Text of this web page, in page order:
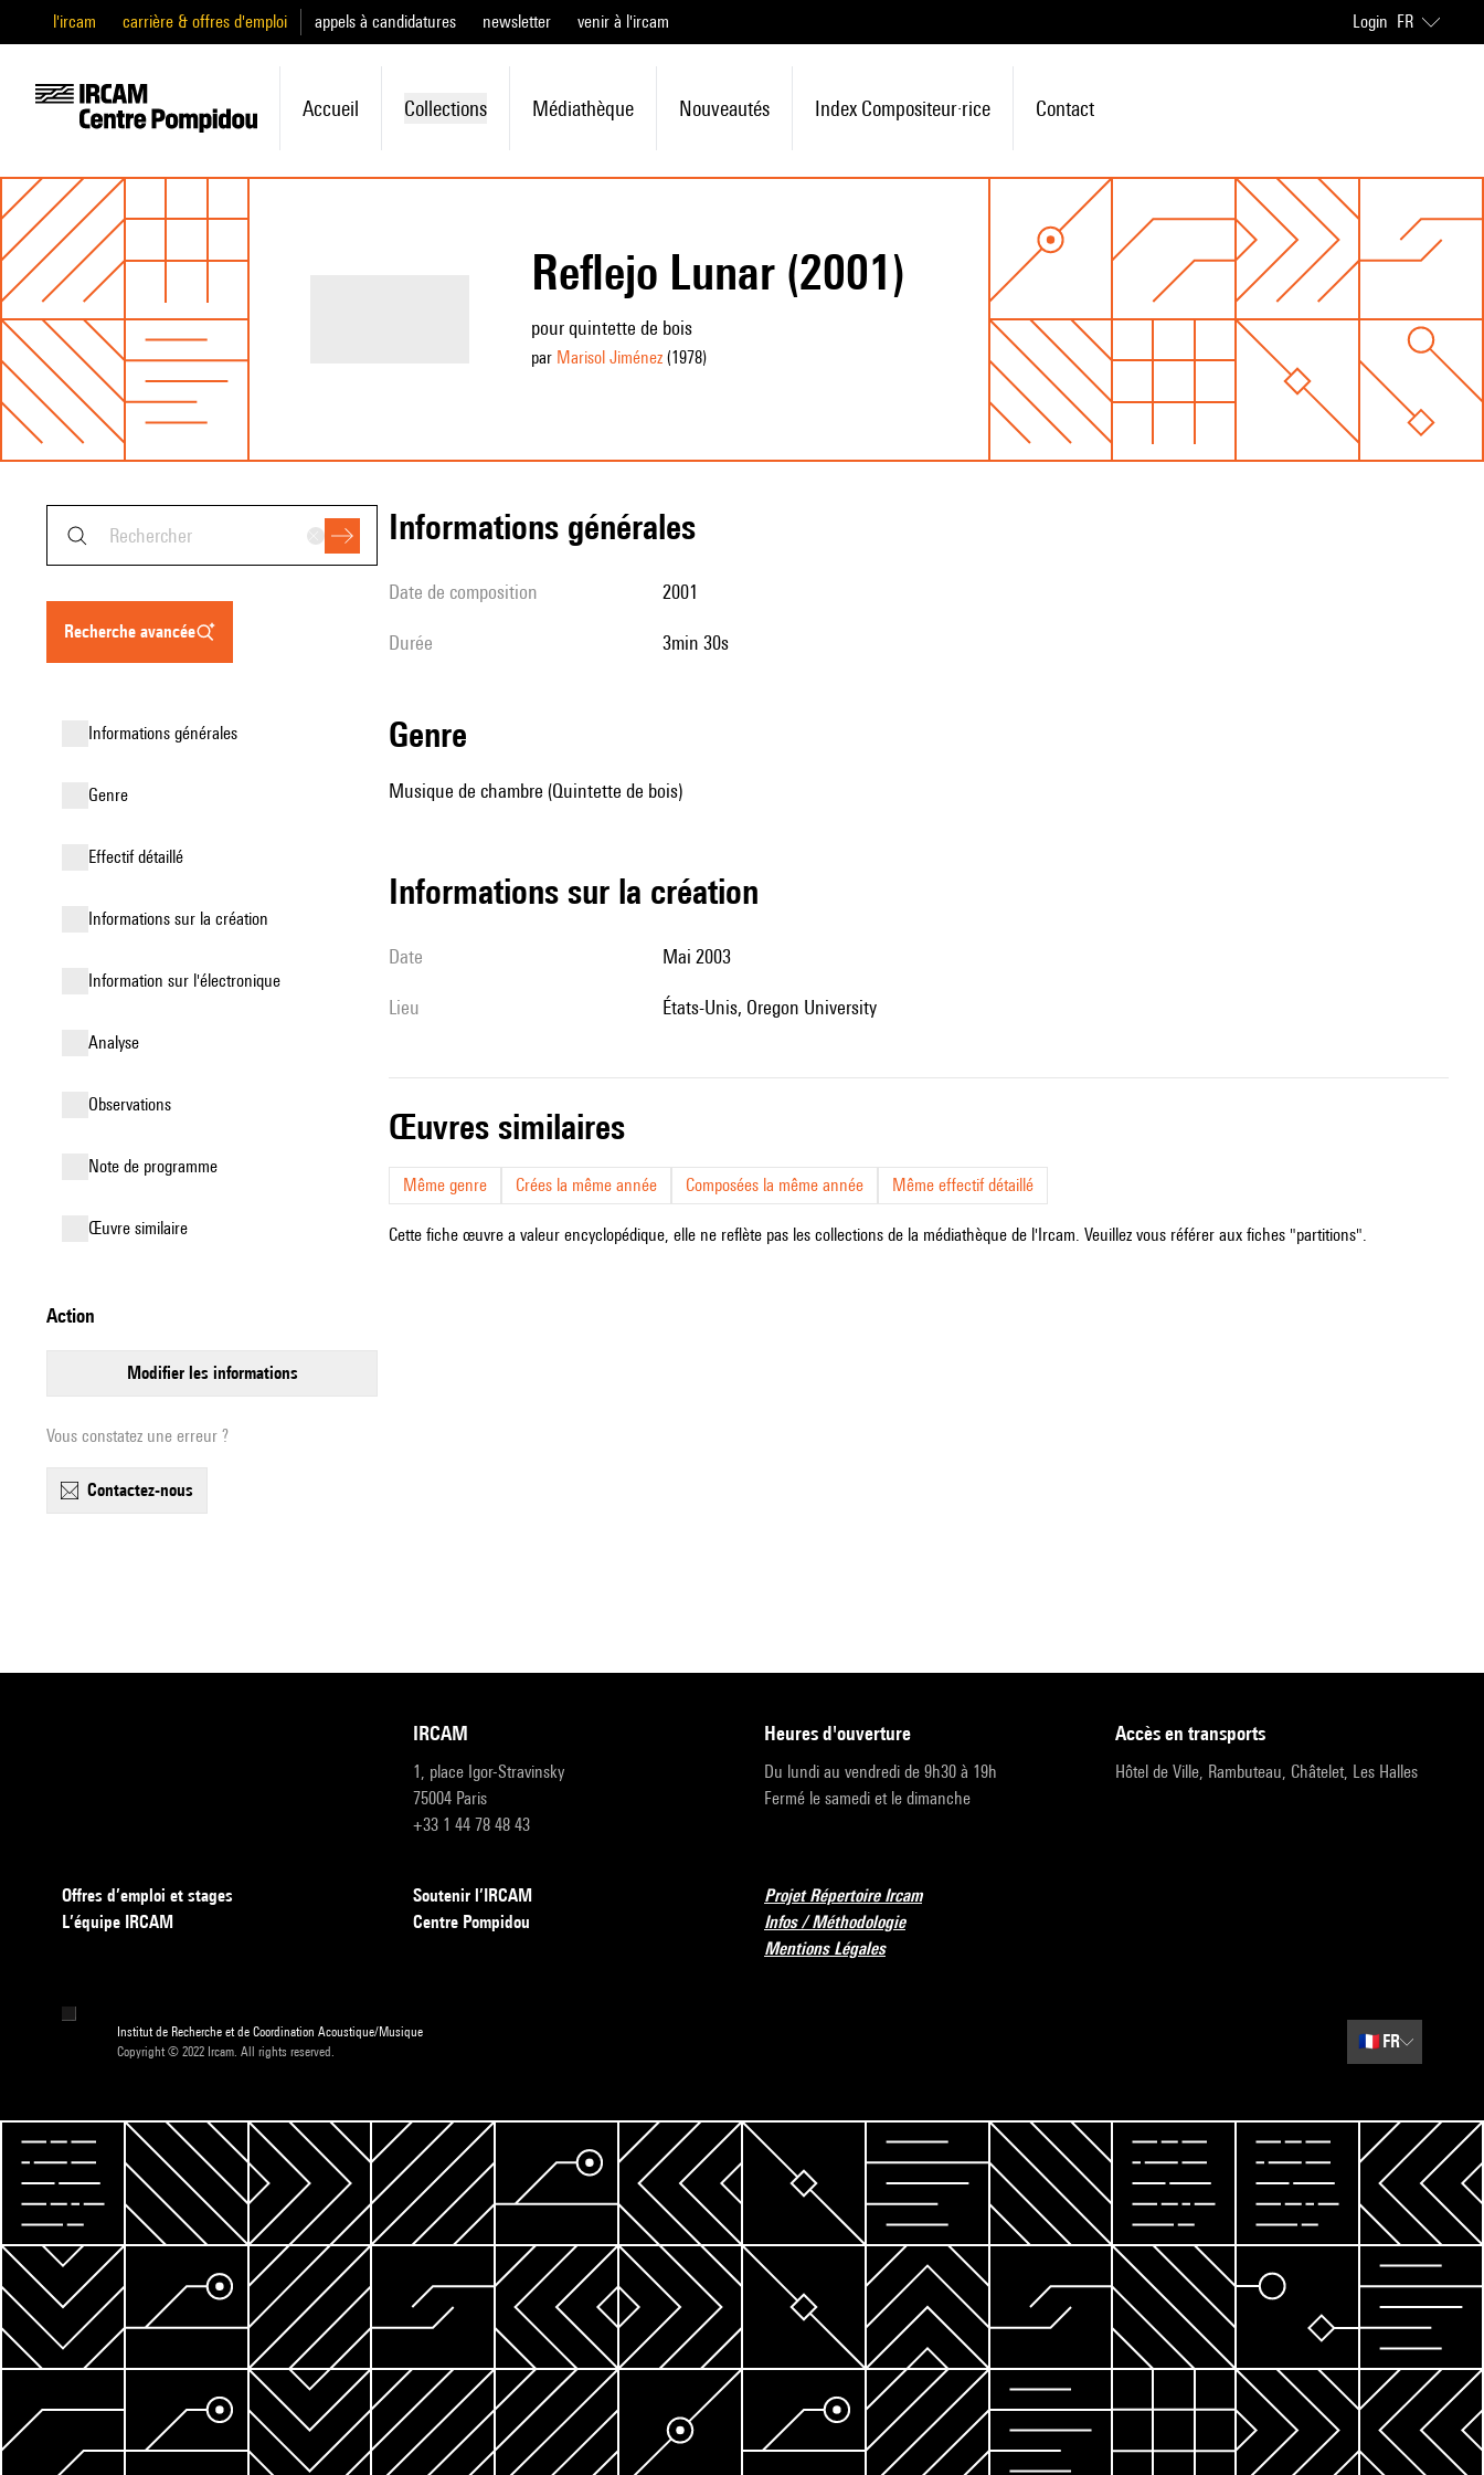
l'ircam carrière & offres d'emploi appels à candidatures newsletter venir à l'ircam Login FR
Accueil Collections Médiathèque Nouveautés Index Compositeur·rice Contact
Reflejo Lunar (2001)
pour quintette de bois
par Marisol Jiménez(1978)
recherche avancée
informations générales
genre
effectif détaillé
informations sur la création
Information sur l'électronique
analyse
observations
Note de programme
œuvre similaire
action
modifier les informations
Vous constatez une erreur ?
contactez-nous
informations générales
date de composition 2001
durée 3min 30s
genre
Musique de chambre (Quintette de bois)
informations sur la création
date Mai 2003
lieu États-Unis, Oregon University
œuvres similaires
Même genre Crées la même année Composées la même année Même effectif détaillé
Cette fiche œuvre a valeur encyclopédique, elle ne reflète pas les collections de la médiathèque de l'Ircam. Veuillez vous référer aux fiches "partitions".
IRCAM
1, place Igor-Stravinsky
75004 Paris
+33 1 44 78 48 43
heures d'ouverture
Du lundi au vendredi de 9h30 à 19h
Fermé le samedi et le dimanche
accès en transports
Hôtel de Ville, Rambuteau, Châtelet, Les Halles
Offres d’emploi et stages
L’équipe IRCAM
Soutenir l’IRCAM
Centre Pompidou
Projet Répertoire Ircam
Infos / Méthodologie
Mentions Légales
Institut de Recherche et de Coordination Acoustique/Musique
Copyright © 2022 Ircam. All rights reserved.
🇫🇷 FR